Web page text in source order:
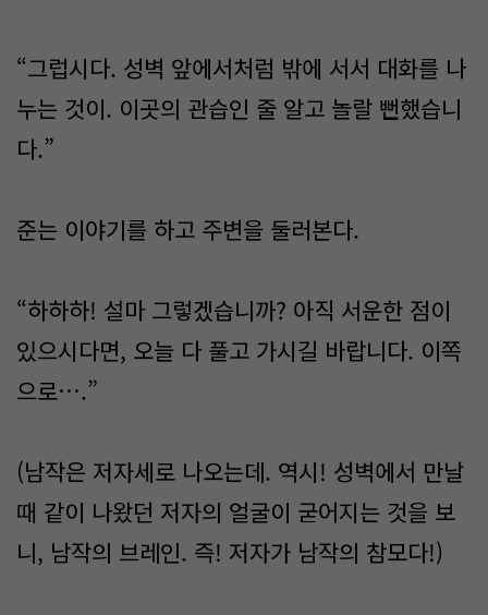
“그럽시다. 성벽 앞에서처럼 밖에 서서 대화를 나
누는 것이. 이곳의 관습인 줄 알고 놀랄 뻔했습니
다.”
준는 이야기를 하고 주변을 둘러본다.
“하하하! 설마 그렇겠습니까? 아직 서운한 점이
있으시다면, 오늘 다 풀고 가시길 바랍니다. 이쪽
으로….”
(남작은 저자세로 나오는데. 역시! 성벽에서 만날
때 같이 나왔던 저자의 얼굴이 굳어지는 것을 보
니, 남작의 브레인. 즉! 저자가 남작의 참모다!)